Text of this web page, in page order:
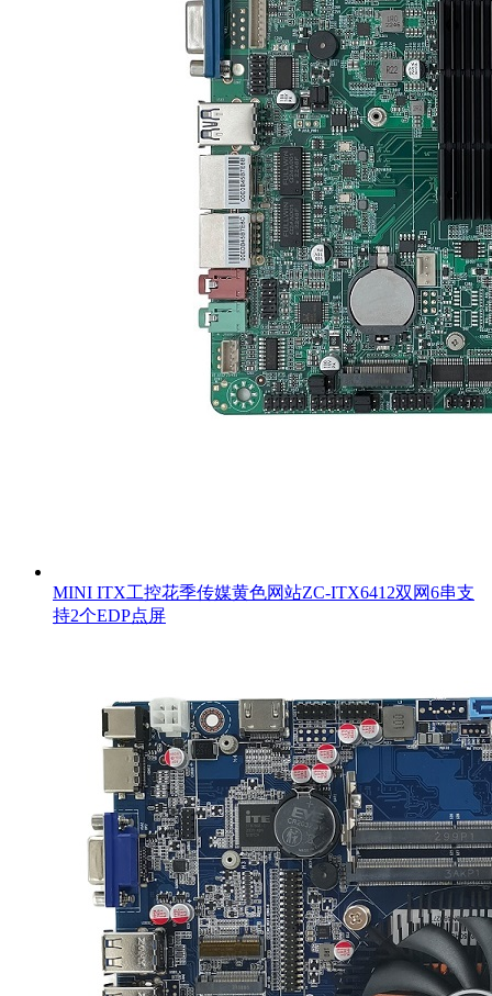
MINI ITX工控花季传媒黄色网站ZC-ITX6412双网6串支
持2个EDP点屏